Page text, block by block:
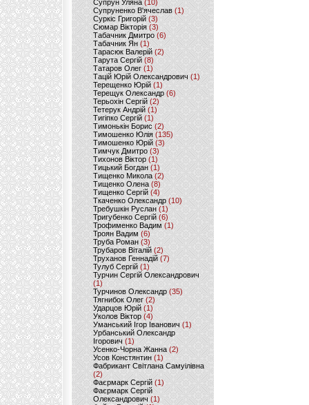
Супрун Уляна (10)
Супруненко В'ячеслав (1)
Суркіс Григорій (3)
Сюмар Вікторія (3)
Табачник Дмитро (6)
Табачник Ян(1)
Тарасюк Валерій (2)
Тарута Сергій (8)
Татаров Олег(1)
Тацій Юрій Олександрович(1)
Терещенко Юрій(1)
Терещук Олександр(6)
Терьохін Сергій (2)
Тетерук Андрій (1)
Тигіпко Сергій(1)
Тимонькін Борис (2)
Тимошенко Юлія (135)
Тимошенко Юрій(3)
Тимчук Дмитро (3)
Тихонов Віктор (1)
Тицький Богдан (1)
Тищенко Микола (2)
Тищенко Олена (8)
Тищенко Сергій (4)
Ткаченко Олександр (10)
Требушкін Руслан (1)
Тригубенко Сергій(6)
Трофименко Вадим (1)
Троян Вадим (6)
Труба Роман(3)
Трубаров Віталій (2)
Труханов Геннадій (7)
Тулуб Сергій(1)
Турчин Сергій Олександрович
(1)
Турчинов Олександр(35)
Тягнибок Олег (2)
Ударцов Юрій (1)
Уколов Віктор(4)
Уманський Ігор Іванович(1)
Урбанський Олександр
Ігорович (1)
Усенко-Чорна Жанна (2)
Усов Констянтин(1)
Фабрикант Світлана Самуілівна
(2)
Фаєрмарк Сергій(1)
Фаєрмарк Сергій
Олександрович (1)